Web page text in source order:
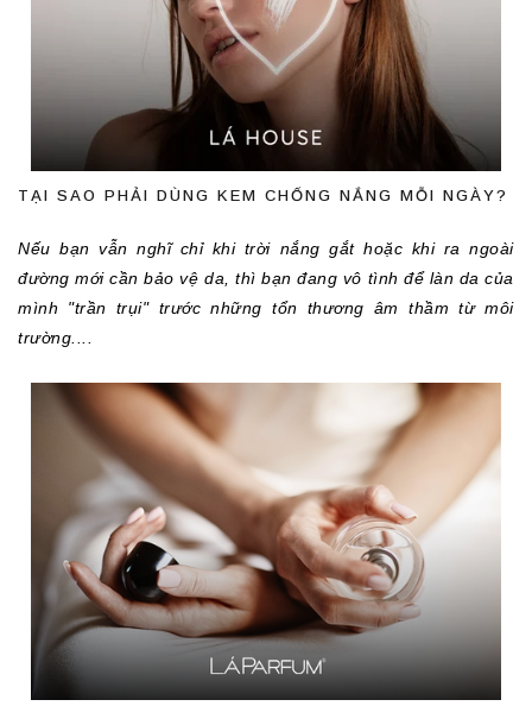
TẠI SAO PHẢI DÙNG KEM CHỐNG NẮNG MỖI NGÀY?
Nếu bạn vẫn nghĩ chỉ khi trời nắng gắt hoặc khi ra ngoài
đường mới cần bảo vệ da, thì bạn đang vô tình để làn da của
mình "trần trụi" trước những tổn thương âm thầm từ môi